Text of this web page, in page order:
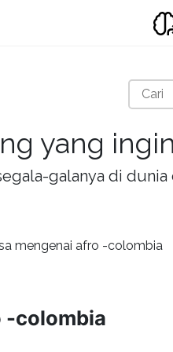
yang
galanya di
mengenai afro -colombia
-colombia